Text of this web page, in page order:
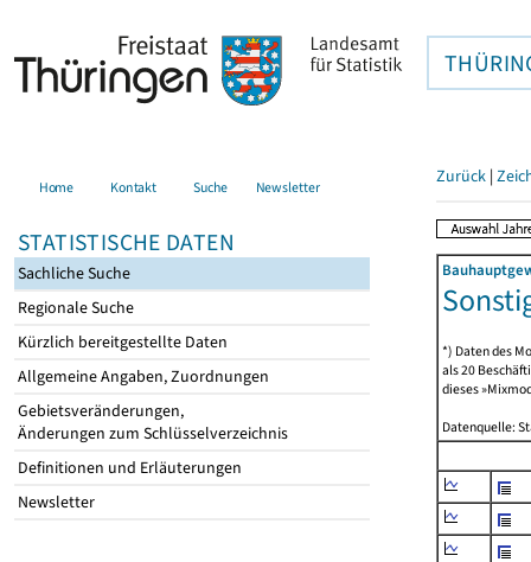
Home Kontakt Suche Newsletter
STATISTISCHE DATEN
Sachliche Suche
Regionale Suche
Kürzlich bereitgestellte Daten
Allgemeine Angaben, Zuordnungen
Gebietsveränderungen,
Änderungen zum Schlüsselverzeichnis
Definitionen und Erläuterungen
Newsletter
Zurück |
*) Daten des
als 20
dieses
Datenquelle: